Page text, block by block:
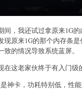
间，我还试过拿原来1G
现原来1G的那个内存条
的情况导致系统蓝屏。
这老家伙终于有入门级
神卡，功耗特别低，性